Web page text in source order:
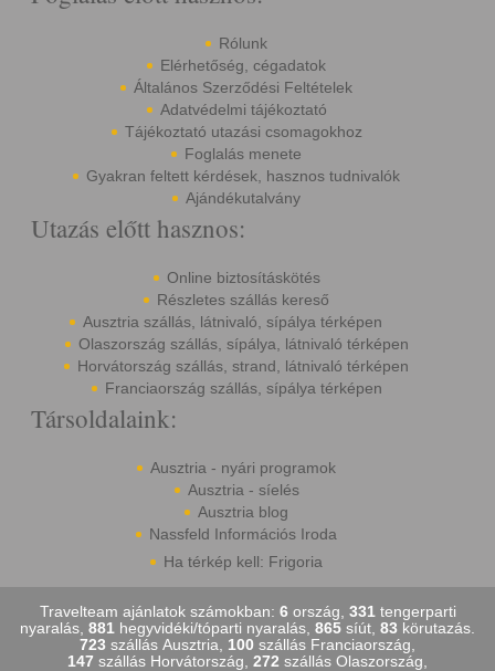
Rólunk
Elérhetőség, cégadatok
Általános Szerződési Feltételek
Adatvédelmi tájékoztató
Tájékoztató utazási csomagokhoz
Foglalás menete
Gyakran feltett kérdések, hasznos tudnivalók
Ajándékutalvány
Utazás előtt hasznos:
Online biztosításkötés
Részletes szállás kereső
Ausztria szállás, látnivaló, sípálya térképen
Olaszország szállás, sípálya, látnivaló térképen
Horvátország szállás, strand, látnivaló térképen
Franciaország szállás, sípálya térképen
Társoldalaink:
Ausztria - nyári programok
Ausztria - síelés
Ausztria blog
Nassfeld Információs Iroda
Ha térkép kell: Frigoria
Travelteam ajánlatok számokban: 6ország, 331tengerparti
nyaralás, 881 hegyvidéki/tóparti nyaralás, 865 síút, 83 körutazás.
723 szállás Ausztria, 100 szállás Franciaország,
147 szállás Horvátország, 272 szállás Olaszország,